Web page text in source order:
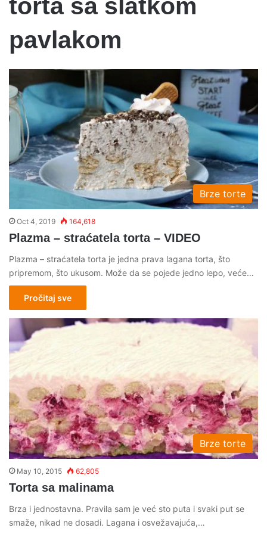
torta sa slatkom
pavlakom
Brze torte
Oct 4, 2019 164,618
Plazma – straćatela torta – VIDEO
Plazma – straćatela torta je jedna prava lagana torta, što
pripremom, što ukusom. Može da se pojede jedno lepo, veće…
Pročitaj sve
Brze torte
May 10, 2015 62,805
Torta sa malinama
Brza i jednostavna. Pravila sam je već sto puta i svaki put se
smaže, nikad ne dosadi. Lagana i osvežavajuća,…